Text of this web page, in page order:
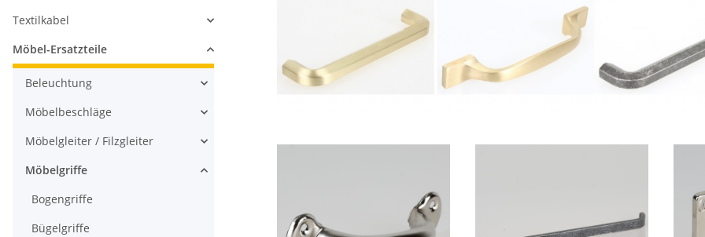
Textilkabel
Möbel-Ersatzteile
Beleuchtung
Möbelbeschläge
Möbelgleiter / Filzgleiter
Möbelgriffe
Bogengriffe
Bügelgriffe